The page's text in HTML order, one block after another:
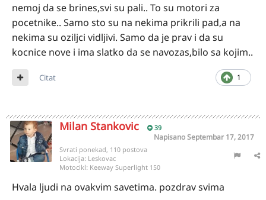
nemoj da se brines,svi su pali.. To su motori za
pocetnike.. Samo sto su na nekima prikrili pad,a na
nekima su oziljci vidljivi. Samo da je prav i da su
kocnice nove i ima slatko da se navozas,bilo sa kojim..
1
Citat
Milan Stankovic 39
NapisanoSeptembar 17, 2017
Svrati ponekad, 110 postova
Lokacija: Leskovac
Motocikl: Keeway Superlight 150
Hvala ljudi na ovakvim savetima. pozdrav svima